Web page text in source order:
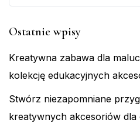
Ostatnie wpisy
Kreatywna zabawa dla
kolekcję edukacyjnych
Stwórz niezapomniane
kreatywnych akcesoriów dla